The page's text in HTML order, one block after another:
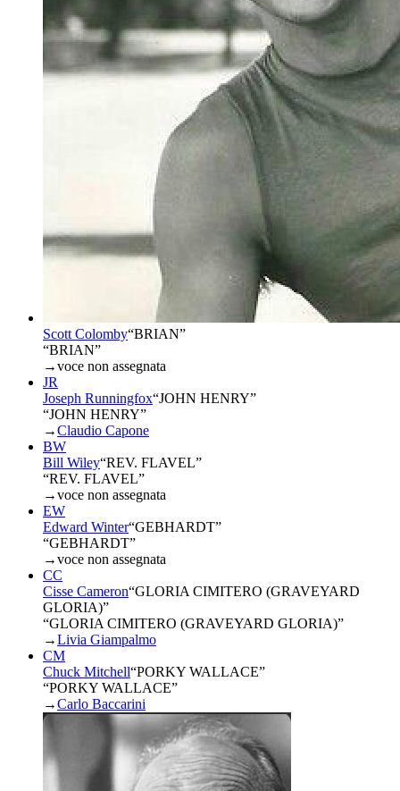
Scott Colomby“BRIAN”
“BRIAN”
→voce non assegnata
JR
Joseph Runningfox“JOHN HENRY”
“JOHN HENRY”
→Claudio Capone
BW
Bill Wiley“REV. FLAVEL”
“REV. FLAVEL”
→voce non assegnata
EW
Edward Winter“GEBHARDT”
“GEBHARDT”
→voce non assegnata
CC
Cisse Cameron“GLORIA CIMITERO (GRAVEYARD
GLORIA)”
“GLORIA CIMITERO (GRAVEYARD GLORIA)”
→Livia Giampalmo
CM
Chuck Mitchell“PORKY WALLACE”
“PORKY WALLACE”
→Carlo Baccarini